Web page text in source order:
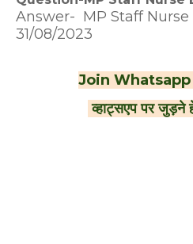
Answer- MP Staff Nurse
31/08/2023
Join
व्हाट्सएप पर जुड़ने